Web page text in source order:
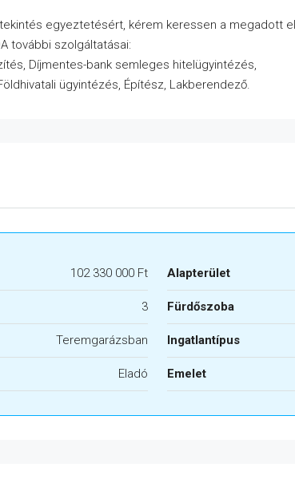
egyeztetésért, kérem keressen a megadott
további szolgáltatásai:
Díjmentes-bank semleges hitelügyintézés,
ügyintézés, Építész, Lakberendező.
102 330 000 Ft Alapterület
3 Fürdőszoba
Teremgarázsban Ingatlantípus
Eladó Emelet